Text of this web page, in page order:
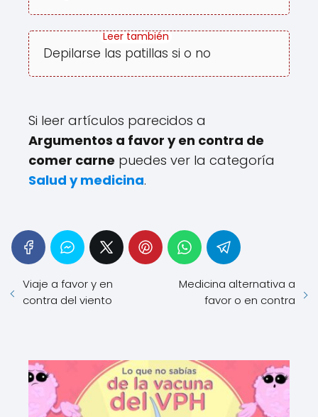
Depilarse las patillas si o no
Si leer artículos parecidos a
Argumentos a favor y en contra de
comer carne puedes ver la categoría
Salud y medicina.
Viaje a favor y en
contra del viento
Medicina alternativa a
favor o en contra